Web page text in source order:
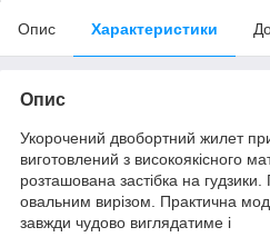
Опис Характеристики
Опис
Укорочений двобортний жилет
виготовлений з високоякісного
розташована застібка на
овальним вирізом. Практична
завжди чудово виглядатиме і